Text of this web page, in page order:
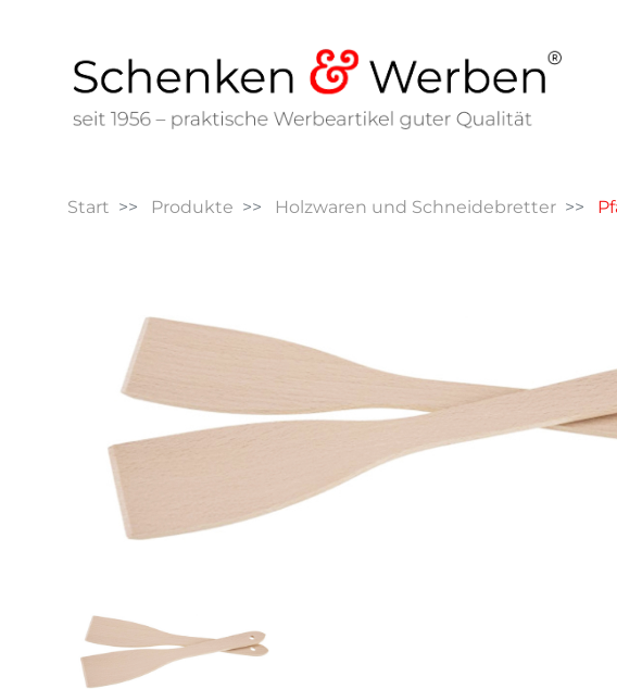
Start Produkte Holzwaren und Schneidebretter